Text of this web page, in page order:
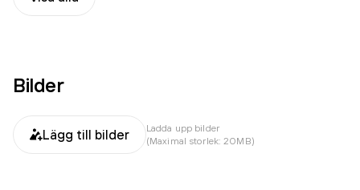
Bilder
Lägg till bilder
Ladda upp bilder
(Maximal storlek: 20MB)